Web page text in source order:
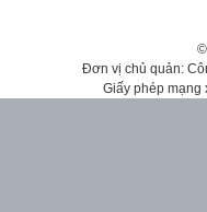
Đơn vị chủ quản:
Giấy phép mạng